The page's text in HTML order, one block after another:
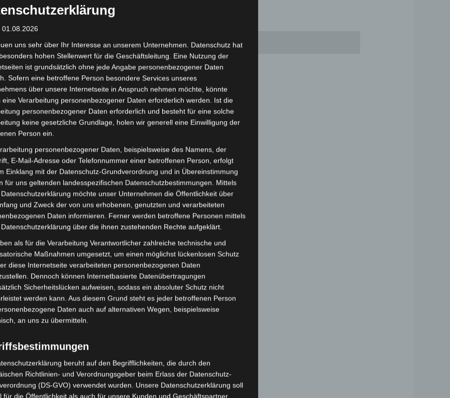
(0)
1. Sokak Blok No: 10
in der EU
Ersatzteile
01.08.2026
uns sehr über Ihr Interesse an unserem Unternehmen. Datenschutz hat
hohen Stellenwert für die Geschäftsleitung. Eine Nutzung der
ist grundsätzlich ohne jede Angabe personenbezogener Daten
Sofern eine betroffene Person besondere Services unseres
über unsere Internetseite in Anspruch nehmen möchte, könnte
eine Verarbeitung personenbezogener Daten erforderlich werden. Ist die
personenbezogener Daten erforderlich und besteht für eine solche
keine gesetzliche Grundlage, holen wir generell eine Einwilligung der
Person ein.
personenbezogener Daten, beispielsweise des Namens, der
E-Mail-Adresse oder Telefonnummer einer betroffenen Person, erfolgt
Einklang mit der Datenschutz-Grundverordnung und in Übereinstimmung
für uns geltenden landesspezifischen Datenschutzbestimmungen. Mittels
möchte unser Unternehmen die Öffentlichkeit über
und Zweck der von uns erhobenen, genutzten und verarbeiteten
Daten informieren. Ferner werden betroffene Personen mittels
über die ihnen zustehenden Rechte aufgeklärt.
als für die Verarbeitung Verantwortlicher zahlreiche technische und
Maßnahmen umgesetzt, um einen möglichst lückenlosen Schutz
diese Internetseite verarbeiteten personenbezogenen Daten
Dennoch können Internetbasierte Datenübertragungen
Sicherheitslücken aufweisen, sodass ein absoluter Schutz nicht
werden kann. Aus diesem Grund steht es jeder betroffenen Person
Daten auch auf alternativen Wegen, beispielsweise
an uns zu übermitteln.
beruht auf den Begrifflichkeiten, die durch den
Richtlinien- und Verordnungsgeber beim Erlass der Datenschutz-
(DS-GVO) verwendet wurden. Unsere Datenschutzerklärung soll
für die Öffentlichkeit als auch für unsere Kunden und Geschäftspartner